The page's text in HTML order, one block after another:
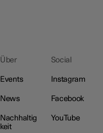
Über
Events
News
Nachhaltig
keit
Social
Instagram
Facebook
YouTube